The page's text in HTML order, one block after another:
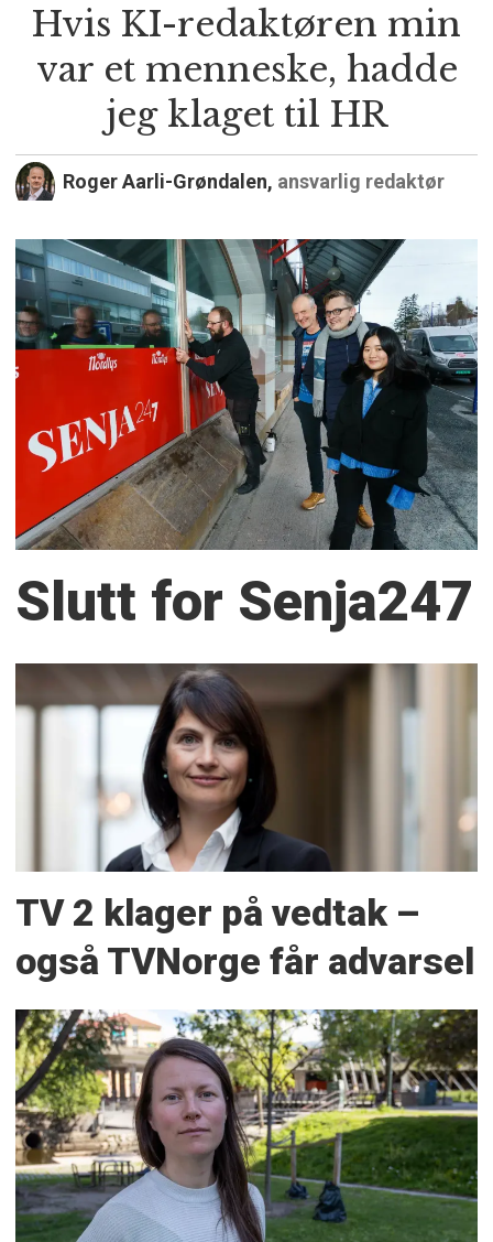
Hvis KI-redaktøren min
var et menneske, hadde
jeg klaget til HR
Roger Aarli-Grøndalen, ansvarlig redaktør
Slutt for Senja247
TV 2 klager på vedtak –
også TVNorge får advarsel